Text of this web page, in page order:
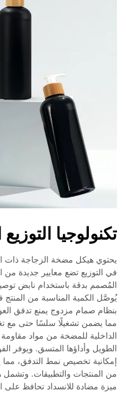
تكنولوجيا
في التوزيع تضع معايير جديدة من
المُصمم بدقة باستخدام نابض
يُوصَّل الكمية المناسبة من
بنظام صمام مزدوج يمنع تدفق
مما يضمن تشغيلًا سلسًا حتى مع
الداخلية للمضخة من مواد
الطويل وأداؤها المتسق. ويوفر
إمكانية تخصيص نمط التدفق، مما
ميزة مضادة للانسداد تحافظ على